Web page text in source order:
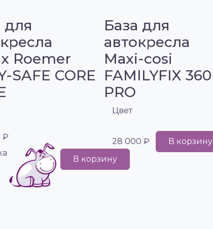
для
Roemer
SAFE CORE
₽
В корзину
База для
автокресла
Maxi-cosi
FAMILYFIX 360
PRO
Цвет
28 000 ₽ В корзину